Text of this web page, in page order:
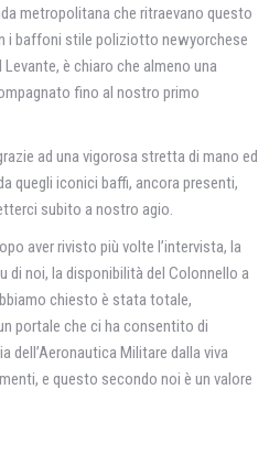
metropolitana che ritraevano questo
i baffoni stile poliziotto newyorchese
Levante, è chiaro che almeno una
fino al nostro primo
ad una vigorosa stretta di mano ed
quegli iconici baffi, ancora presenti,
subito a nostro agio.
aver rivisto più volte l’intervista, la
di noi, la disponibilità del Colonnello a
chiesto è stata totale,
portale che ci ha consentito di
dell’Aeronautica Militare dalla viva
e questo secondo noi è un valore